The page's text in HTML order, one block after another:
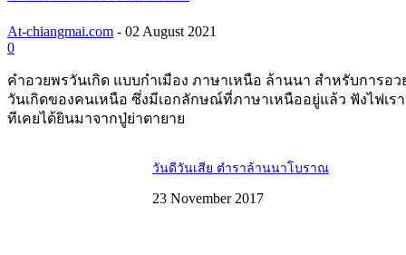
At-chiangmai.com - 02 August 2021
0
คำอวยพรวันเกิด แบบกำเมือง ภาษาเหนือ ล้านนา สำหรับการอว
วันเกิดของคนเหนือ ซึ่งมีเอกลักษณ์ที่ภาษาเหนืออยู่แล้ว ฟังไฟเร
ทีเคยได้ยินมาจากปู่ย่าตายาย
วันดีวันเสีย ตำราล้านนาโบราณ
23 November 2017